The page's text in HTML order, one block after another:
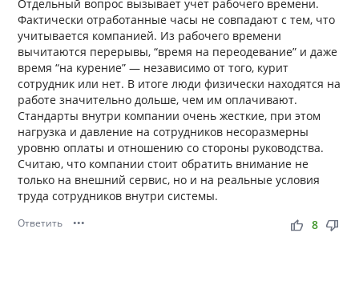
Отдельный вопрос вызывает учет рабочего времени.
Фактически отработанные часы не совпадают с тем, что
учитывается компанией. Из рабочего времени
вычитаются перерывы, “время на переодевание” и даже
время “на курение” — независимо от того, курит
сотрудник или нет. В итоге люди физически находятся на
работе значительно дольше, чем им оплачивают.
Стандарты внутри компании очень жесткие, при этом
нагрузка и давление на сотрудников несоразмерны
уровню оплаты и отношению со стороны руководства.
Считаю, что компании стоит обратить внимание не
только на внешний сервис, но и на реальные условия
труда сотрудников внутри системы.
Ответить ••• thumb_up thumb_down
8